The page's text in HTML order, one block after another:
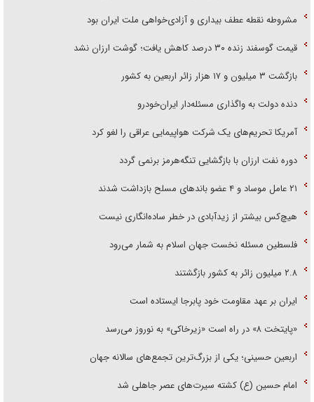
مشروطه نقطه عطف بیداری و آزادی‌خواهی ملت ایران بود
قیمت گوسفند زنده ۳۰ درصد کاهش یافت؛ گوشت ارزان نشد
بازگشت ۳ میلیون و ۱۷ هزار زائر اربعین به کشور
دنده دولت به واگذاری مسئله‌دار ایران‌خودرو
آمریکا تحریم‌های یک شرکت هواپیمایی عراقی را لغو کرد
دوره نفت ارزان با بازگشایی تنگه‌هرمز برنمی گردد
۲۱ عامل موساد و ۴ عضو باند‌های مسلح بازداشت شدند
هیچ‌کس بیشتر از زیدآبادی در خطر ساده‌انگاری نیست
فلسطین مسئله نخست جهان اسلام به شمار می‌رود
۲.۸ میلیون زائر به کشور بازگشتند
ایران بر عهد مقاومت خود پابرجا ایستاده است
«پایتخت ۸» در راه است «زیرخاکی» به نوروز می‌رسد
اربعین حسینی؛ یکی از بزرگ‌ترین تجمع‌های سالانه جهان
امام حسین (ع) کشته سیرت‌های عصر جاهلی شد